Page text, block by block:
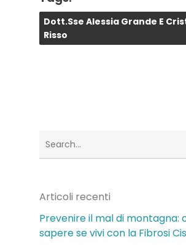
Dott.sse Alessia Grande E
Risso
Articoli recenti
Prevenire il mal di montagna:
sapere se vivi con la Fibrosi